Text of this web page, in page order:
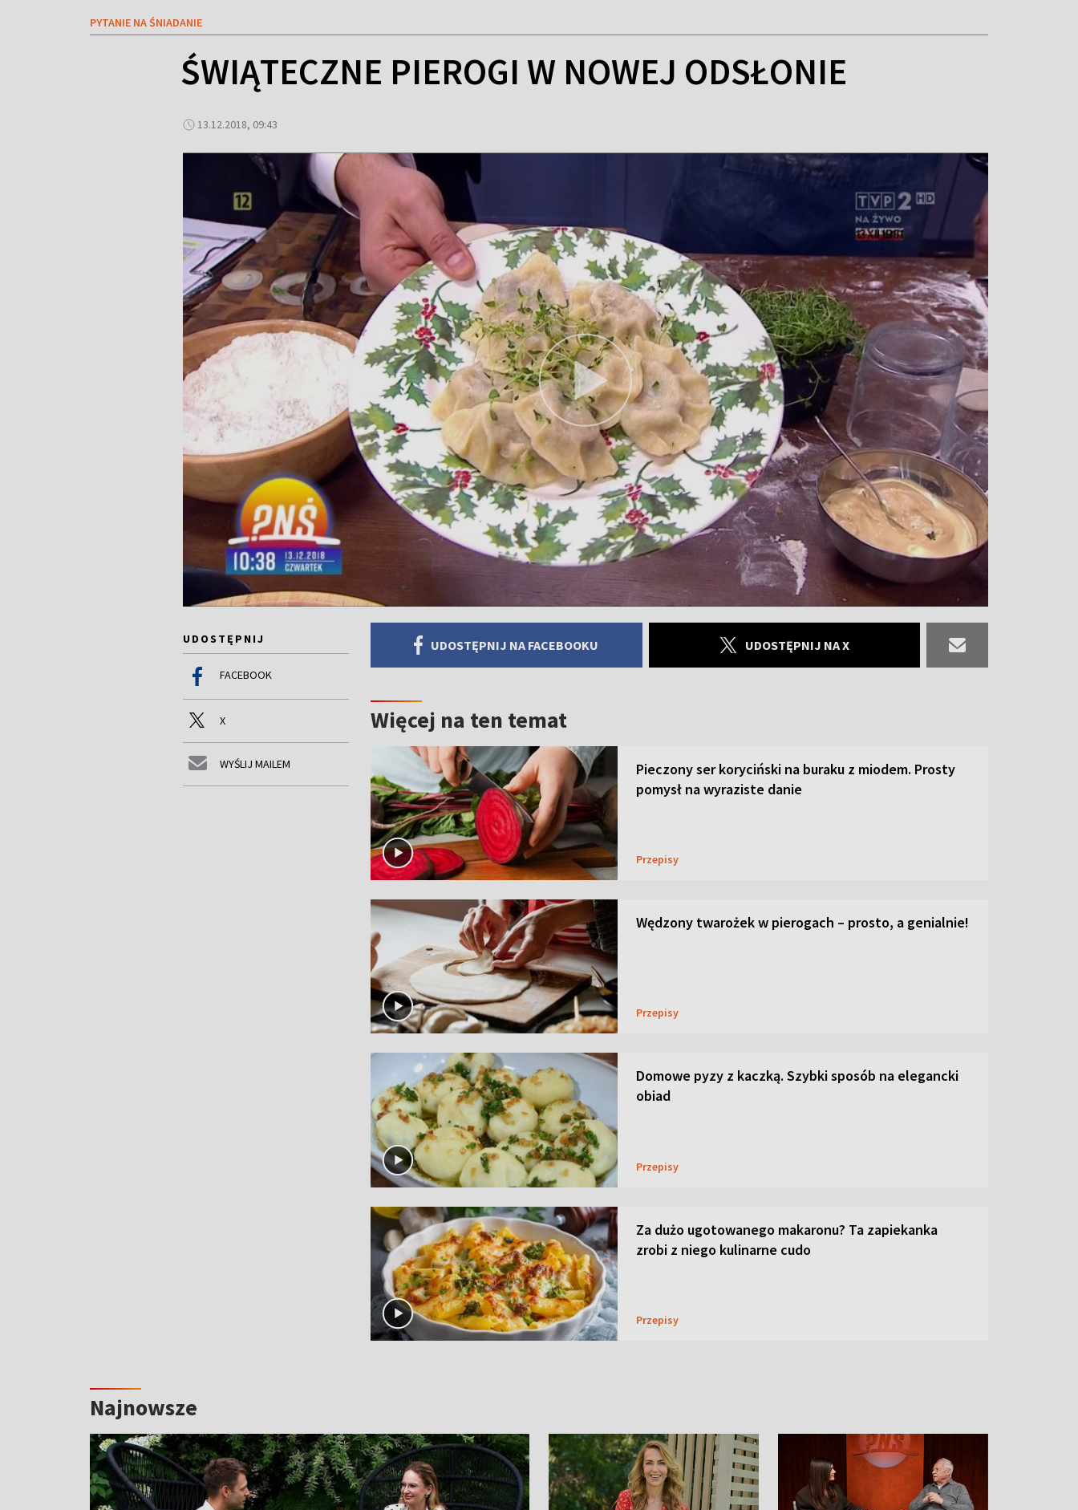
PYTANIE NA ŚNIADANIE
ŚWIĄTECZNE PIEROGI W NOWEJ ODSŁONIE
13.12.2018, 09:43
UDOSTĘPNIJ
FACEBOOK
X
WYŚLIJ MAILEM
UDOSTĘPNIJ NA FACEBOOKU UDOSTĘPNIJ NA X
Więcej na ten temat
Pieczony ser koryciński na buraku z miodem. Prosty
pomysł na wyraziste danie
Przepisy
Wędzony twarożek w pierogach – prosto, a genialnie!
Przepisy
Domowe pyzy z kaczką. Szybki sposób na elegancki
obiad
Przepisy
Za dużo ugotowanego makaronu? Ta zapiekanka
zrobi z niego kulinarne cudo
Przepisy
Najnowsze